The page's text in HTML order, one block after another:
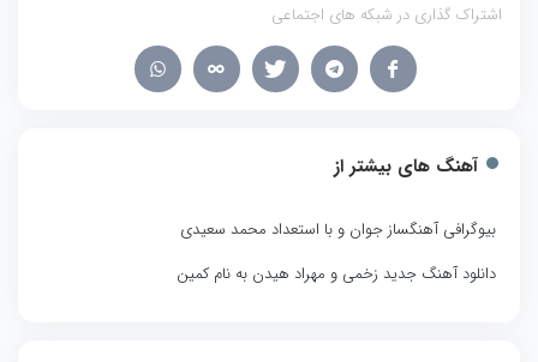
اشتراک گذاری در شبکه های اجتماعی
آهنگ های بیشتر از
بیوگرافی آهنگساز جوان و با استعداد محمد سعیدی
دانلود آهنگ جدید زخمی و مهراد هیدن به نام کمین